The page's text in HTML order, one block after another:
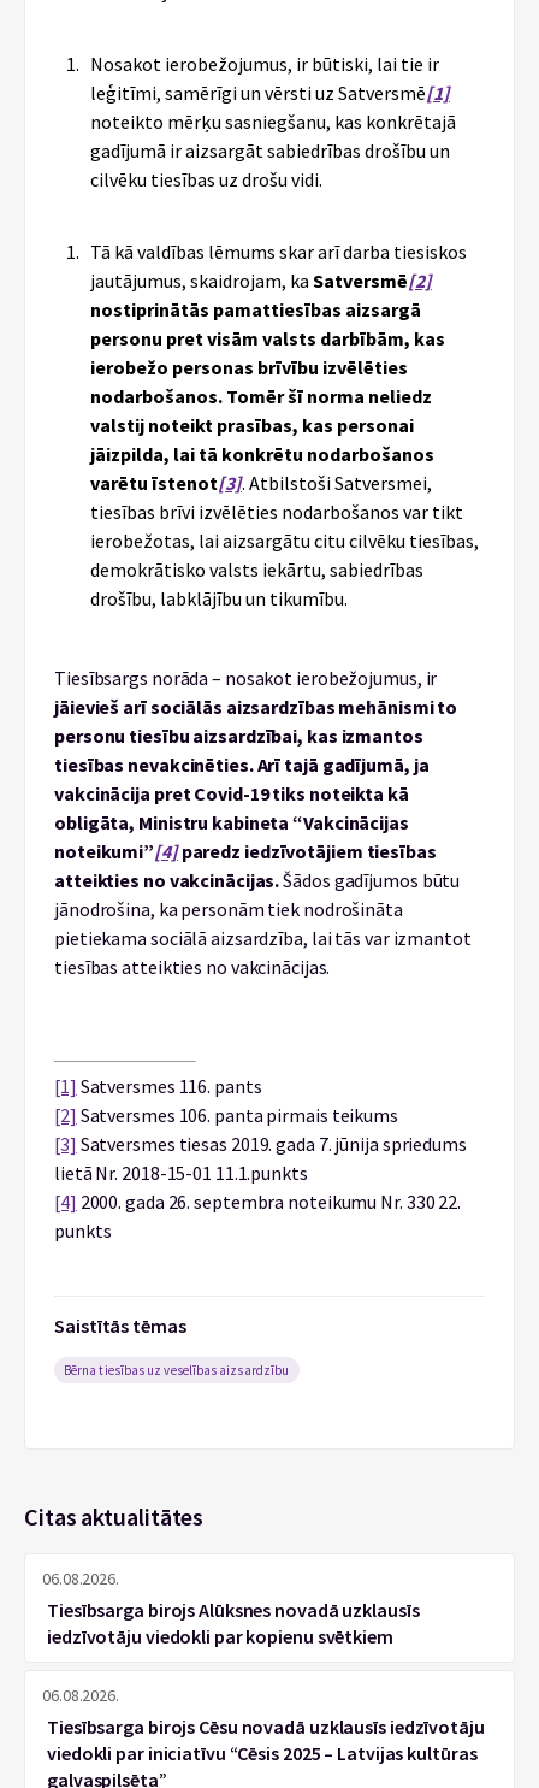
Nosakot ierobežojumus, ir būtiski, lai tie ir
leģitīmi, samērīgi un vērsti uz Satversmē[1]
noteikto mērķu sasniegšanu, kas konkrētajā
gadījumā ir aizsargāt sabiedrības drošību un
cilvēku tiesības uz drošu vidi.
Tā kā valdības lēmums skar arī darba tiesiskos
jautājumus, skaidrojam, ka Satversmē[2]
nostiprinātās pamattiesības aizsargā
personu pret visām valsts darbībām, kas
ierobežo personas brīvību izvēlēties
nodarbošanos. Tomēr šī norma neliedz
valstij noteikt prasības, kas personai
jāizpilda, lai tā konkrētu nodarbošanos
varētu īstenot[3]. Atbilstoši Satversmei,
tiesības brīvi izvēlēties nodarbošanos var tikt
ierobežotas, lai aizsargātu citu cilvēku tiesības,
demokrātisko valsts iekārtu, sabiedrības
drošību, labklājību un tikumību.
Tiesībsargs norāda – nosakot ierobežojumus, ir
jāievieš arī sociālās aizsardzības mehānismi to
personu tiesību aizsardzībai, kas izmantos
tiesības nevakcinēties. Arī tajā gadījumā, ja
vakcinācija pret Covid-19 tiks noteikta kā
obligāta, Ministru kabineta “Vakcinācijas
noteikumi”[4]paredz iedzīvotājiem tiesības
atteikties no vakcinācijas.Šādos gadījumos būtu
jānodrošina, ka personām tiek nodrošināta
pietiekama sociālā aizsardzība, lai tās var izmantot
tiesības atteikties no vakcinācijas.
[1] Satversmes 116. pants
[2] Satversmes 106. panta pirmais teikums
[3] Satversmes tiesas 2019. gada 7. jūnija spriedums
lietā Nr. 2018-15-01 11.1.punkts
[4] 2000. gada 26. septembra noteikumu Nr. 330 22.
punkts
Saistītās tēmas
Bērna tiesības uz veselības aizsardzību
Citas aktualitātes
06.08.2026.
Tiesībsarga birojs Alūksnes novadā uzklausīs
iedzīvotāju viedokli par kopienu svētkiem
06.08.2026.
Tiesībsarga birojs Cēsu novadā uzklausīs iedzīvotāju
viedokli par iniciatīvu “Cēsis 2025 – Latvijas kultūras
galvaspilsēta”